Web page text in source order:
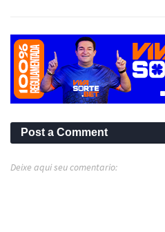
Post a Comment
Deixe aqui seu comentario: